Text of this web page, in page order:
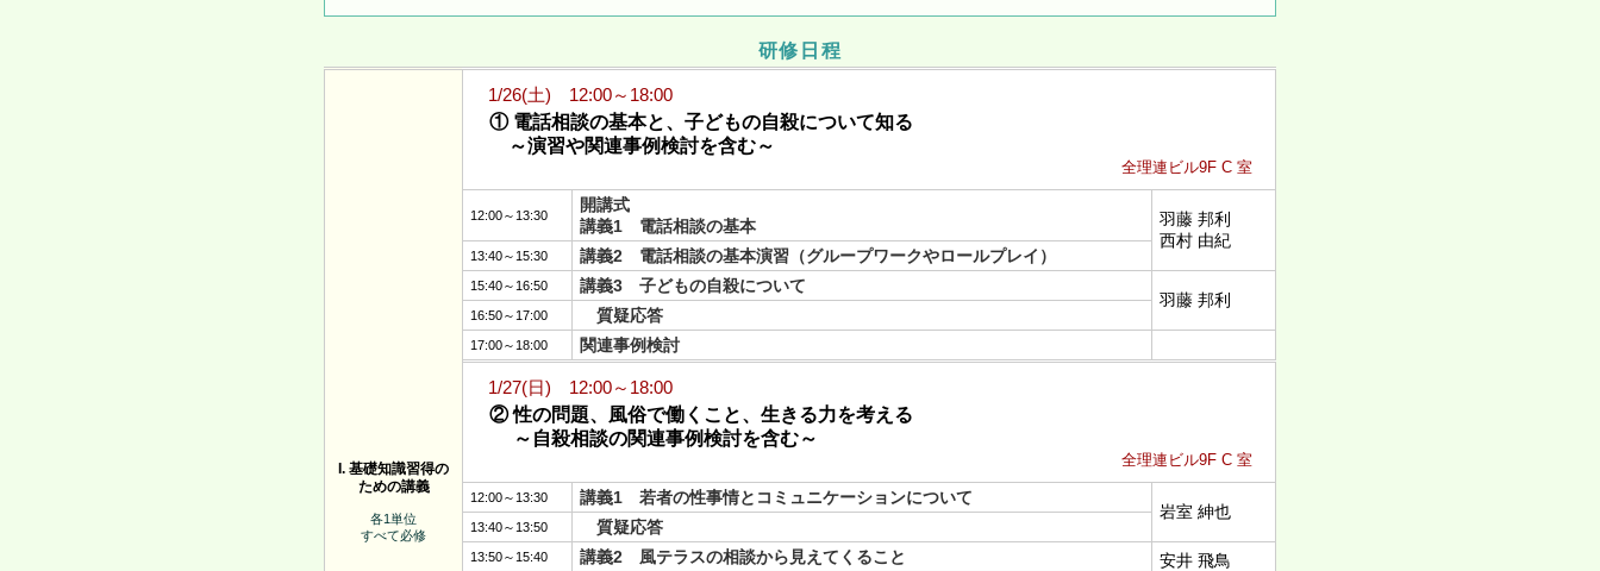
研修日程
I. 基礎知識習得の
ための講義
各1単位
すべて必修
1/26(土) 12:00～18:00
① 電話相談の基本と、子どもの自殺について知る
～演習や関連事例検討を含む～
全理連ビル9F C 室
12:00～13:30
開講式
講義1 電話相談の基本
羽藤 邦利
西村 由紀
13:40～15:30 講義2 電話相談の基本演習（グループワークやロールプレイ）
15:40～16:50 講義3 子どもの自殺について
羽藤 邦利
16:50～17:00 質疑応答
17:00～18:00 関連事例検討
1/27(日) 12:00～18:00
② 性の問題、風俗で働くこと、生きる力を考える
～自殺相談の関連事例検討を含む～
全理連ビル9F C 室
12:00～13:30 講義1 若者の性事情とコミュニケーションについて
岩室 紳也
13:40～13:50 質疑応答
13:50～15:40 講義2 風テラスの相談から見えてくること
安井 飛鳥